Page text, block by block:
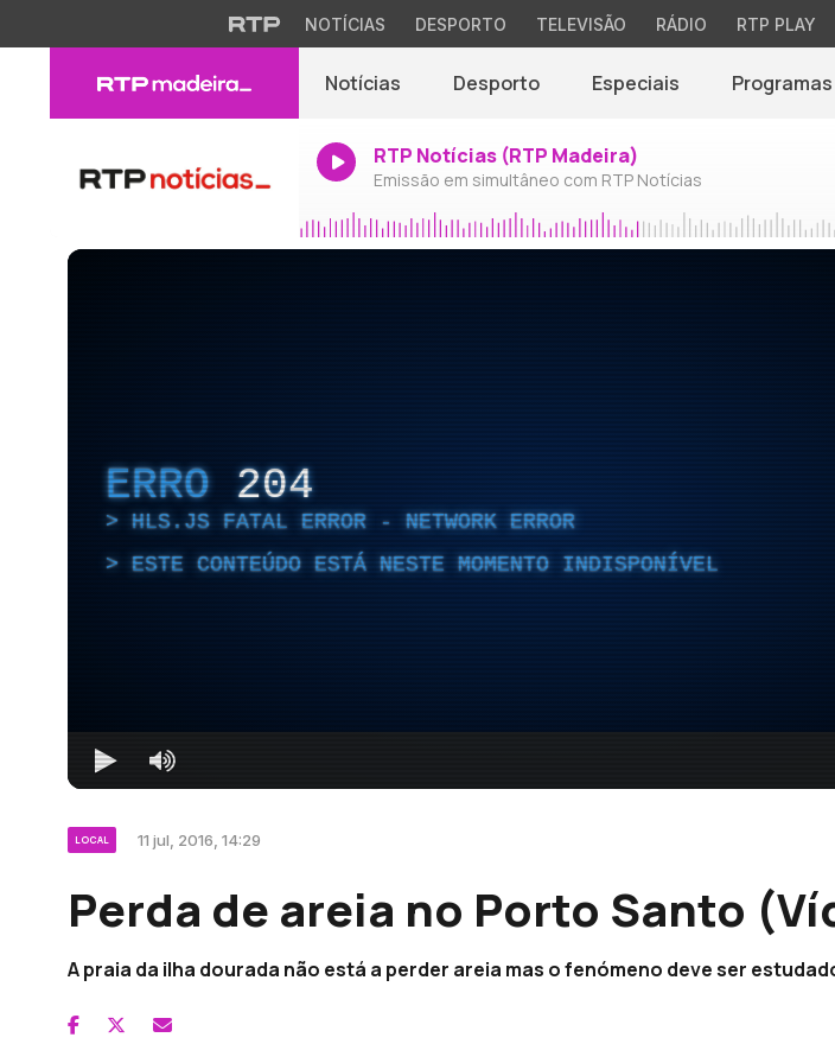
NOTÍCIAS DESPORTO TELEVISÃO RÁDIO RTP PLAY
Notícias Desporto Especiais Programas
RTP Notícias (RTP Madeira)
Emissão em simultâneo com RTP Notícias
ERRO 204
HLS.JS FATAL ERROR - NETWORK ERROR
ESTE CONTEÚDO ESTÁ NESTE MOMENTO INDISPONÍVEL
LOCAL 11 jul, 2016, 14:29
Perda de areia no Porto Santo
A praia da ilha dourada não está a perder areia mas o fenómeno deve ser